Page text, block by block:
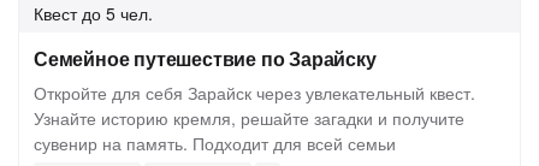
Квест до 5 чел.
Семейное путешествие по Зарайску
Откройте для себя Зарайск через увлекательный квест.
Узнайте историю кремля, решайте загадки и получите
сувенир на память. Подходит для всей семьи